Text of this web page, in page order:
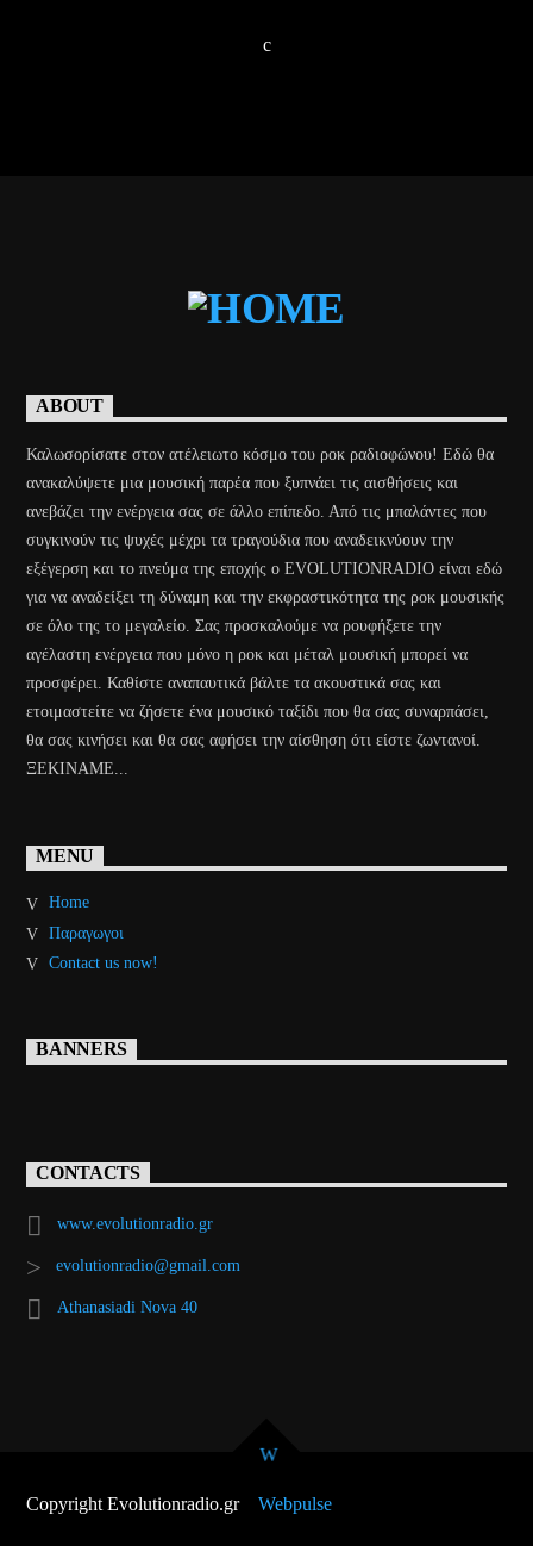
ABOUT
Καλωσορίσατε στον ατέλειωτο κόσμο του ροκ ραδιοφώνου! Εδώ θα
ανακαλύψετε μια μουσική παρέα που ξυπνάει τις αισθήσεις και
ανεβάζει την ενέργεια σας σε άλλο επίπεδο. Από τις μπαλάντες που
συγκινούν τις ψυχές μέχρι τα τραγούδια που αναδεικνύουν την
εξέγερση και το πνεύμα της εποχής o EVOLUTIONRADIO είναι εδώ
για να αναδείξει τη δύναμη και την εκφραστικότητα της ροκ μουσικής
σε όλο της το μεγαλείο. Σας προσκαλούμε να ρουφήξετε την
αγέλαστη ενέργεια που μόνο η ροκ και μέταλ μουσική μπορεί να
προσφέρει. Καθίστε αναπαυτικά βάλτε τα ακουστικά σας και
ετοιμαστείτε να ζήσετε ένα μουσικό ταξίδι που θα σας συναρπάσει,
θα σας κινήσει και θα σας αφήσει την αίσθηση ότι είστε ζωντανοί.
ΞΕΚΙΝΑΜΕ...
MENU
Home
Παραγωγοι
Contact us now!
BANNERS
CONTACTS
www.evolutionradio.gr
evolutionradio@gmail.com
Athanasiadi Nova 40
Copyright Evolutionradio.grWebpulse